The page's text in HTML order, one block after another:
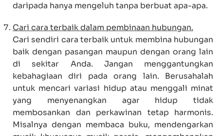
daripada hanya mengeluh tanpa berbuat apa-apa.
Cari cara terbaik dalam pembinaan hubungan.
Cari sendiri cara terbaik untuk membina hubungan
baik dengan pasangan maupun dengan orang lain
di sekitar Anda. Jangan menggantungkan
kebahagiaan diri pada orang lain. Berusahalah
untuk mencari variasi hidup atau menggali minat
yang menyenangkan agar hidup tidak
membosankan dan perkawinan tetap harmonis.
Misalnya dengan membaca buku, mendengarkan